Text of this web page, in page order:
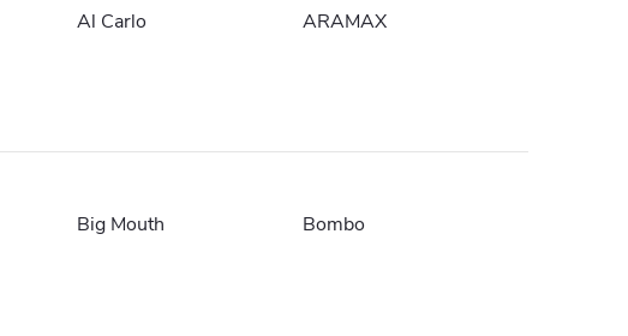
Al Carlo ARAMAX
Big Mouth Bombo